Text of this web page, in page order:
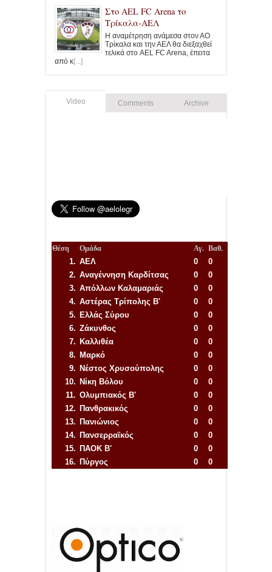
Στο ΑΕL FC Arena το
Τρίκαλα-ΑΕΛ
Η αναμέτρηση ανάμεσα στον ΑΟ
Τρίκαλα και την ΑΕΛ θα διεξαχθεί
τελικά στο AEL FC Arena, έπειτα
από κ[...]
Video Comments Archive
Θέση Ομάδα Αγ. Βαθ.
1. ΑΕΛ 0
0
2. Αναγέννηση Καρδίτσας 0
0
3. Απόλλων Καλαμαριάς 0
0
4. Αστέρας Τρίπολης Β' 0
0
5. Ελλάς Σύρου 0
0
6. Ζάκυνθος 0
0
7. Καλλιθέα 0
0
8. Μαρκό 0
0
9. Νέστος Χρυσούπολης 0
0
10. Νίκη Βόλου 0
0
11. Ολυμπιακός Β' 0
0
12. Πανθρακικός 0
0
13. Πανιώνιος 0
0
14. Πανσερραϊκός 0
0
15. ΠΑΟΚ Β' 0
0
16. Πύργος 0
0